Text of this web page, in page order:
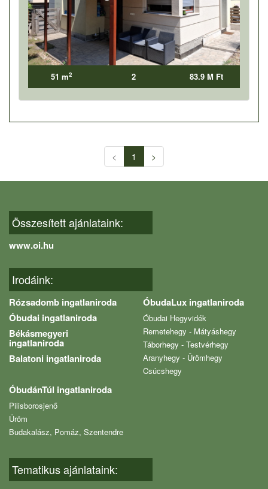
51 m2 2 83.9 M Ft
< 1 >
Összesített ajánlataink:
www.oi.hu
Irodáink:
Rózsadomb ingatlaniroda
Óbudai ingatlaniroda
Békásmegyeri
ingatlaniroda
Balatoni ingatlaniroda
ÓbudaLux ingatlaniroda
Óbudai Hegyvidék
Remetehegy - Mátyáshegy
Táborhegy - Testvérhegy
Aranyhegy - Ürömhegy
Csúcshegy
ÓbudánTúl ingatlaniroda
Pilisborosjenő
Üröm
Budakalász, Pomáz, Szentendre
Tematikus ajánlataink: